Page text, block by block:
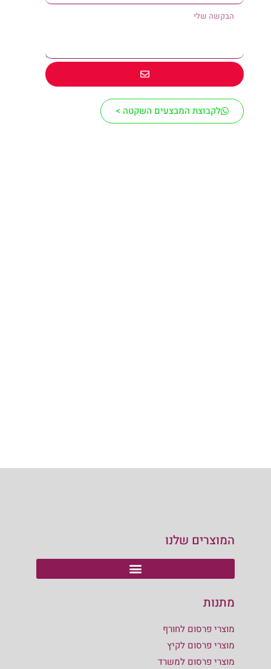
לקבוצת המבצעים השקטה >
המוצרים שלנו
מתנות
מוצרי פרסום לחורף
מוצרי פרסום לקיץ
מוצרי פרסום למשרד